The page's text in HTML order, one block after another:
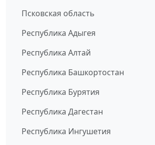
Псковская область
Республика Адыгея
Республика Алтай
Республика Башкортостан
Республика Бурятия
Республика Дагестан
Республика Ингушетия